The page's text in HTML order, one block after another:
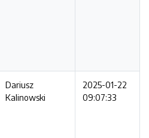
Dariusz
Kalinowski
2025-01-22
09:07:33